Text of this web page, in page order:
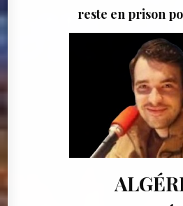
reste en prison